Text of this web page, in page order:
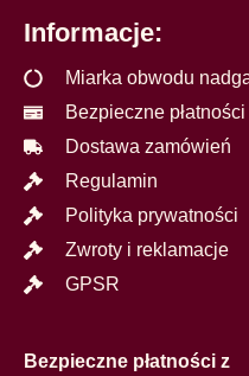
Informacje:
Miarka obwodu
Bezpieczne płatności
Dostawa zamówień
Regulamin
Polityka prywatności
Zwroty i reklamacje
GPSR
Bezpieczne płatności z